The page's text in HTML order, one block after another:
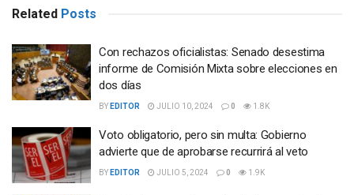
Related Posts
Con rechazos oficialistas: Senado desestima
informe de Comisión Mixta sobre elecciones en
dos días
BY EDITOR JULIO 10, 2024 0 1.8K
Voto obligatorio, pero sin multa: Gobierno
advierte que de aprobarse recurrirá al veto
BY EDITOR JULIO 5, 2024 0 1.9K